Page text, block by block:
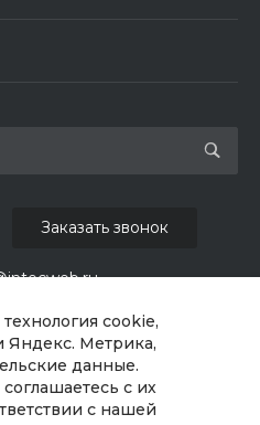
cookie,
Яндекс. Метрика,
данные.
с их
с нашей
Люсиновская, д. 39
Заказать звонок